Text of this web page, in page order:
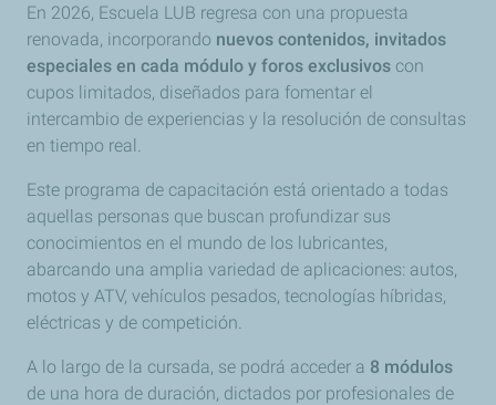
En 2026, Escuela LUB regresa con una propuesta
renovada, incorporando nuevos contenidos, invitados
especiales en cada módulo y foros exclusivos con
cupos limitados, diseñados para fomentar el
intercambio de experiencias y la resolución de consultas
en tiempo real.
Este programa de capacitación está orientado a todas
aquellas personas que buscan profundizar sus
conocimientos en el mundo de los lubricantes,
abarcando una amplia variedad de aplicaciones: autos,
motos y ATV, vehículos pesados, tecnologías híbridas,
eléctricas y de competición.
A lo largo de la cursada, se podrá acceder a 8 módulos
de una hora de duración, dictados por profesionales de